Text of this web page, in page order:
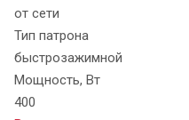
от сети
Тип патрона
быстрозажимной
Мощность, Вт
400